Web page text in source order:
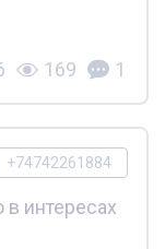
169 1
+74742261884
в интересах